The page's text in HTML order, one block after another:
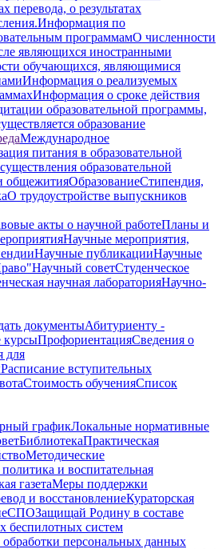
перевода, о результатах
Информация по
программамО численности
являющихся иностранными
обучающихся, являющимися
Информация о реализуемых
Информация о сроке действия
образовательной программы,
образование
Международное
питания в образовательной
образовательной
общежитияОбразованиеСтипендия,
О трудоустройстве выпускников
акты о научной работеПланы и
Научные мероприятия,
Научные публикацииНаучные
Научный советСтуденческое
научная лабораторияНаучно-
документыАбитуриенту -
курсыПрофориентацияСведения о
для
Расписание вступительных
Стоимость обученияCписок
графикЛокальные нормативные
БиблиотекаПрактическая
Методические
и воспитательная
газетаМеры поддержки
и восстановлениеКураторская
СПОЗащищай Родину в составе
беспилотных систем
персональных данных